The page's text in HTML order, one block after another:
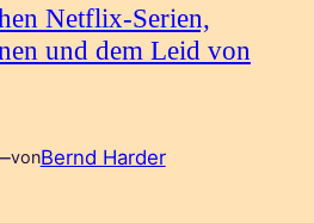
Netflix-Serien,
und dem Leid von
vonBernd Harder